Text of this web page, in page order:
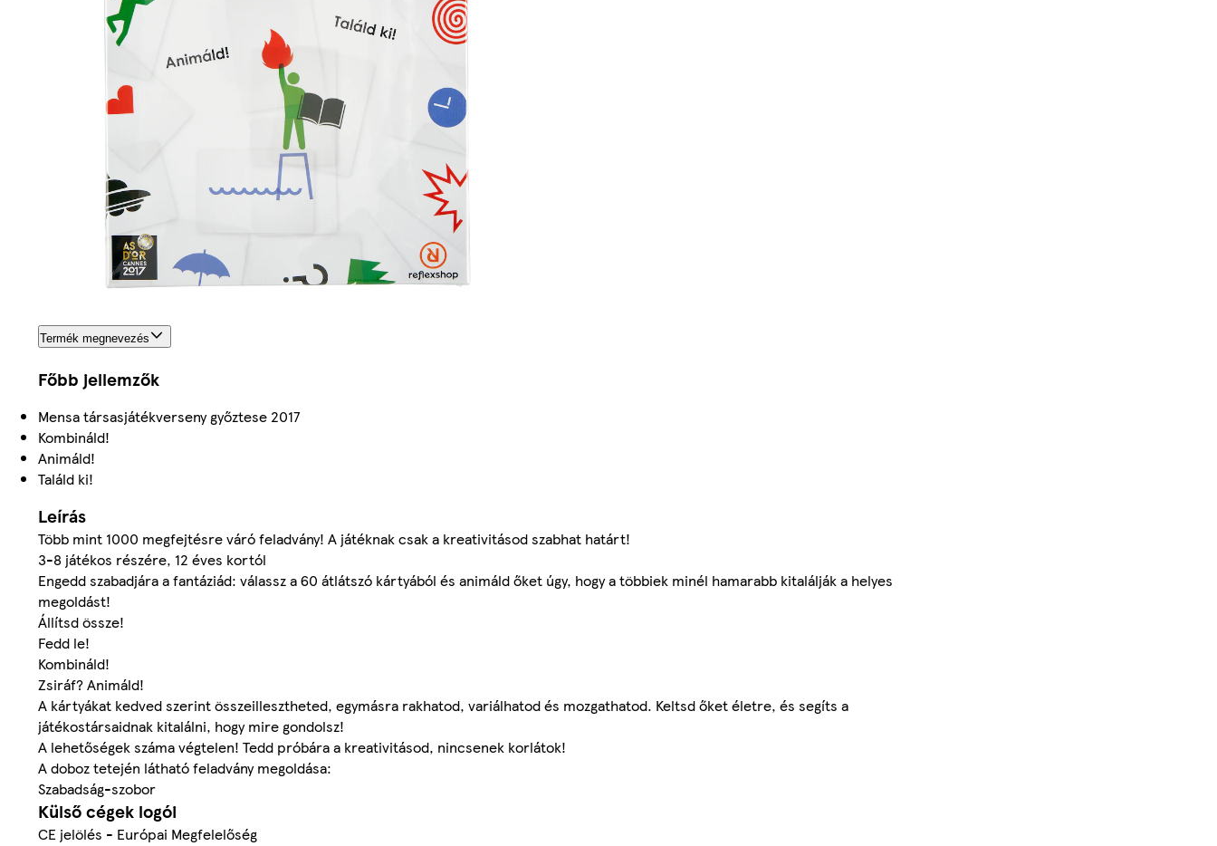
Termék megnevezés
Főbb jellemzők
Mensa társasjátékverseny győztese 2017
Kombináld!
Animáld!
Találd ki!
Leírás
Több mint 1000 megfejtésre váró feladvány! A játéknak csak a kreativitásod szabhat határt!
3-8 játékos részére, 12 éves kortól
Engedd szabadjára a fantáziád: válassz a 60 átlátszó kártyából és animáld őket úgy, hogy a többiek minél hamarabb kitalálják a helyes
megoldást!
Állítsd össze!
Fedd le!
Kombináld!
Zsiráf? Animáld!
A kártyákat kedved szerint összeillesztheted, egymásra rakhatod, variálhatod és mozgathatod. Keltsd őket életre, és segíts a
játékostársaidnak kitalálni, hogy mire gondolsz!
A lehetőségek száma végtelen! Tedd próbára a kreativitásod, nincsenek korlátok!
A doboz tetején látható feladvány megoldása:
Szabadság-szobor
Külső cégek logói
CE jelölés - Európai Megfelelőség